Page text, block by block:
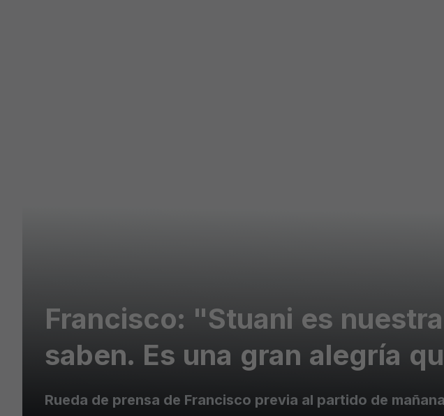
Francisco: "Stuani es
saben. Es una gran alegría
Rueda de prensa de Francisco previa al partido de